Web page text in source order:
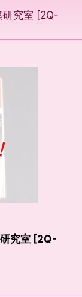
究室 [2Q-
究室 [2Q-